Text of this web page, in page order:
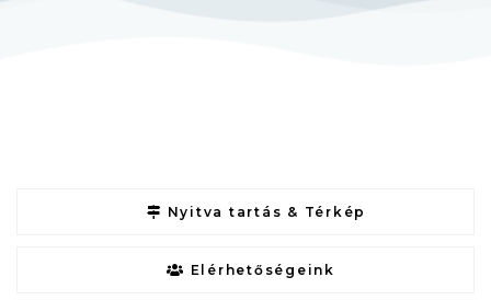
Nyitva tartás & Térkép
Elérhetőségeink